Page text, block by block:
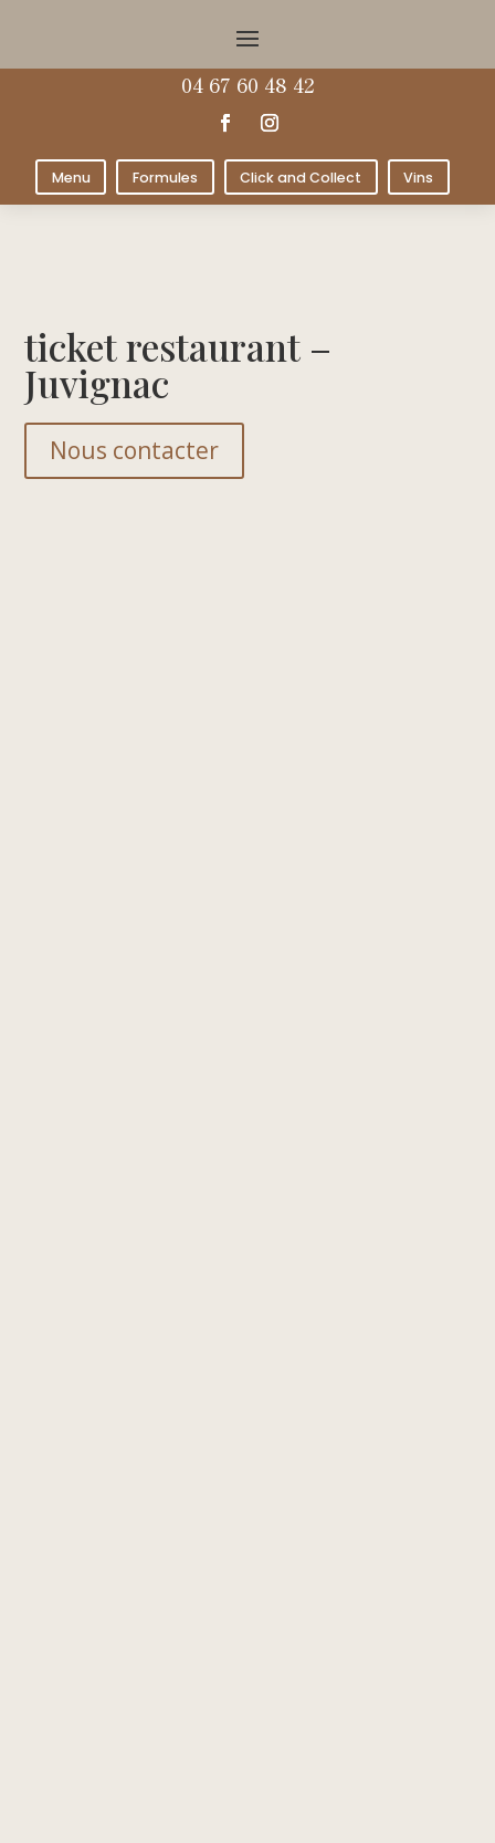
04 67 60 48 42
Menu Formules Click and Collect Vins
ticket restaurant –
Juvignac
Nous contacter